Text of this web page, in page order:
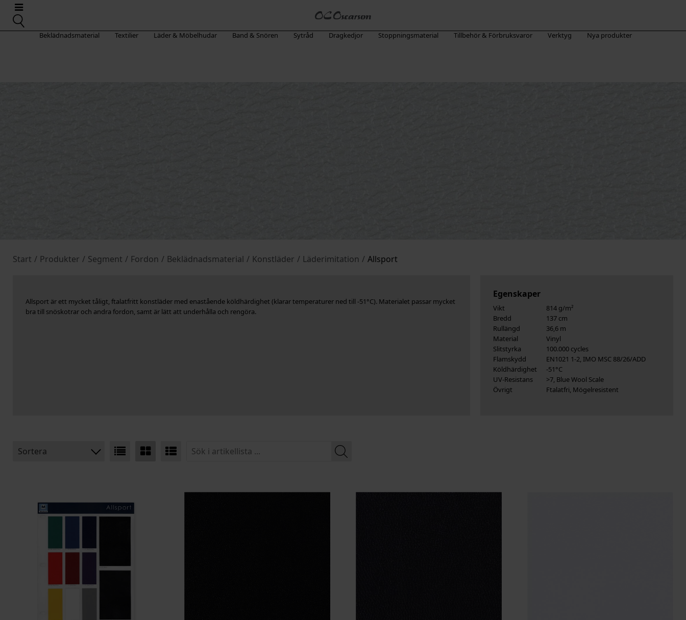
Beklädnadsmaterial Textilier Läder & Möbelhudar Band & Snören Sytråd Dragkedjor Stoppningsmaterial Tillbehör & Förbruksvaror Verktyg Nya produkter
Start / Produkter / Segment / Fordon / Beklädnadsmaterial / Konstläder / Läderimitation / Allsport
Allsport är ett mycket tåligt, ftalatfritt konstläder med enastående köldhärdighet (klarar temperaturer ned till -51°C). Materialet passar mycket
bra till snöskotrar och andra fordon, samt är lätt att underhålla och rengöra.
Egenskaper
Vikt
814 g/m²
Bredd
137 cm
Rullängd
36,6 m
Material
Vinyl
Slitstyrka
100.000 cycles
Flamskydd
EN1021 1-2, IMO MSC 88/26/ADD
Köldhärdighet
-51°C
UV-Resistans
>7, Blue Wool Scale
Övrigt
Ftalatfri, Mögelresistent
Sortera
BREDD